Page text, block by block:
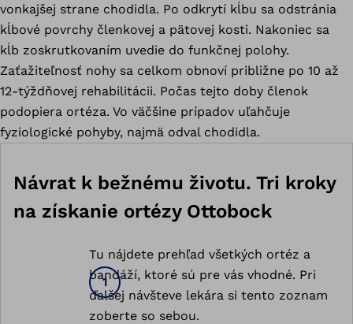
vonkajšej strane chodidla. Po odkrytí kĺbu sa odstránia
kĺbové povrchy členkovej a pätovej kosti. Nakoniec sa
kĺb zoskrutkovaním uvedie do funkčnej polohy.
Zaťažiteľnosť nohy sa celkom obnoví približne po 10 až
12-týždňovej rehabilitácii. Počas tejto doby členok
podopiera ortéza. Vo väčšine prípadov uľahčuje
fyziologické pohyby, najmä odval chodidla.
Návrat k bežnému životu. Tri kroky
na získanie ortézy Ottobock
Tu nájdete prehľad všetkých ortéz a
bandáží, ktoré sú pre vás vhodné. Pri
ďalšej návšteve lekára si tento zoznam
zoberte so sebou.